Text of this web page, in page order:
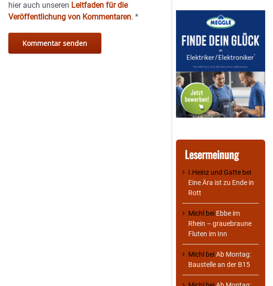
hier auch unseren Leitfaden für die
Veröffentlichung von Kommentaren.*
Lesermeinung
I.Heinz und Gatte bei
Eine Ära ist zu Ende in
Rott
Michl bei Ebbe im
Rhein – grauebraune
Fluten im Inn
Michl beiAb Montag:
Baustelle an der B15